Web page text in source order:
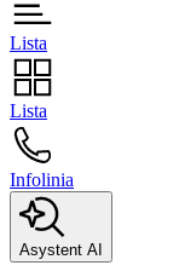
Lista
Lista
Infolinia
Asystent AI